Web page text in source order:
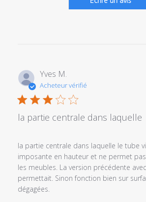
Yves M.
Acheteur vérifié
la partie centrale dans laquelle
la partie centrale dans laquelle le tube
imposante en hauteur et ne permet
les meubles. La version précédente
permettait. Sinon fonction bien sur
dégagées.